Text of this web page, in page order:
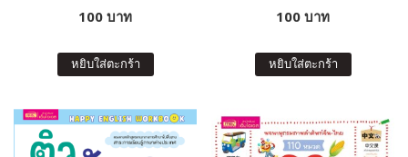
100 บาท
หยิบใส่ตะกร้า
100 บาท
หยิบใส่ตะกร้า